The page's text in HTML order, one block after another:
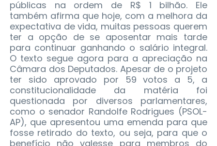
públicas na ordem de R$ 1 bilhão. Ele
também afirma que hoje, com a melhora da
expectativa de vida, muitas pessoas querem
ter a opção de se aposentar mais tarde
para continuar ganhando o salário integral.
O texto segue agora para a apreciação na
Câmara dos Deputados. Apesar de o projeto
ter sido aprovado por 59 votos a 5, a
constitucionalidade da matéria foi
questionada por diversos parlamentares,
como o senador Randolfe Rodrigues (PSOL-
AP), que apresentou uma emenda para que
fosse retirado do texto, ou seja, para que o
benefício não valesse para membros do